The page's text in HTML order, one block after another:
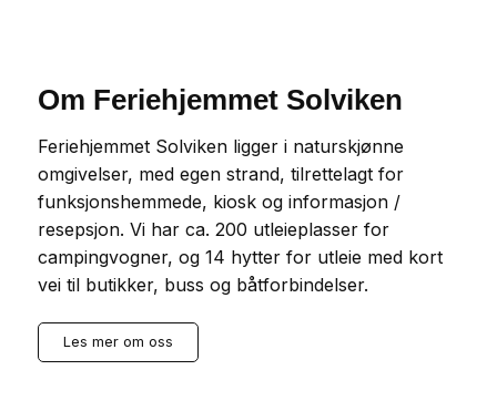
Om Feriehjemmet Solviken
Feriehjemmet Solviken ligger i naturskjønne
omgivelser, med egen strand, tilrettelagt for
funksjonshemmede, kiosk og informasjon /
resepsjon. Vi har ca. 200 utleieplasser for
campingvogner, og 14 hytter for utleie med kort
vei til butikker, buss og båtforbindelser.
Les mer om oss